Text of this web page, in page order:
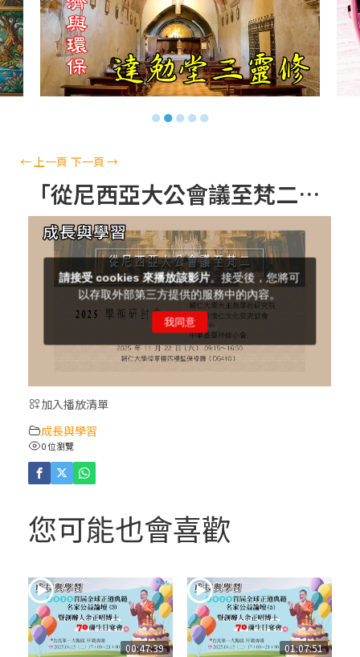
【信仰之旅】第十四集：「天主十誡(下)」
—金毓瑋 神父
【信仰之旅】第十三集：「天主十誡(上)」
—金毓瑋 神父
【信仰之旅】第十二集：「聖母、聖人」—
【信仰之旅】第十一集：「教 會」(推廣片)
【信仰之旅】第十一集：「教 會」—林必能
神父
【信仰之旅】第十集：「逾越奧蹟」— 錢玲
(5)黃敏正主教帶你做「四旬期避靜」—【逾
人相遇
(2)黃敏正主教帶你做「四旬期避靜」—【逾
越的智慧】：七項齋戒的意義與益處
●●●●●
← 上一頁 下一頁→
「從尼西亞大公會議至梵二：同道偕行的歷程」~~ 2025學術研討會 (5)
加入播放清單
成長與學習
0 位瀏覽
您可能也會喜歡
00:47:39 01:07:51